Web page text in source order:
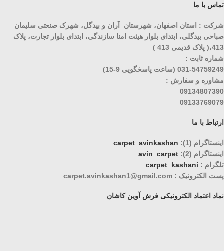
تماس با ما
شرکت : استان اصفهان، شهرستان آران و بیدگل، شهرک صنعتی سلیمان
صباحی بیدگلی، ابتدای بلوار هیئت امنا سازندگی، ابتدای بلوار تجارت، پلاک
413،( پلاک قدیمی 413 )
شماره ثابت :
031-54759249 (ساعت پاسخگویی 9-15)
مشاوره و سفارش :
09134807390
09133769079
ارتباط با ما
اینستاگرام (1):
carpet_avinkashan
اینستاگرام (2):
avin_carpet
تلگرام : carpet_kashani
پست الکترونیک : carpet.avinkashan1@gmail.com
نماد اعتماد الکترونیکی فرش آوین کاشان